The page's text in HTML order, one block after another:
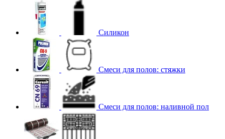
Силикон
Смеси для полов: стяжки
Смеси для полов: наливной пол